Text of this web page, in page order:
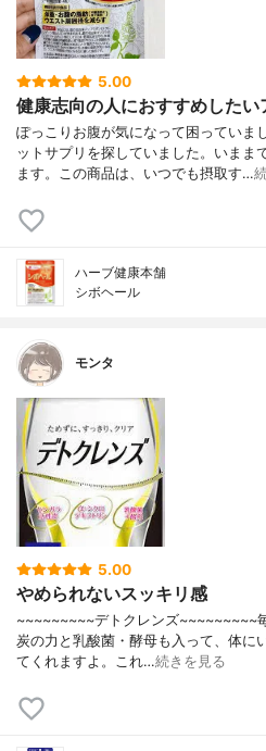
5.00
健康志向の人におすすめしたい
ぽっこりお腹が気になって困っていま
ットサプリを探していました。いまま
ます。この商品は、いつでも摂取す…
ハーブ健康本舗
シボヘール
モンタ
5.00
やめられないスッキリ感
~~~~~~~~~デトクレンズ~~~~~~~~~
炭の力と乳酸菌・酵母も入って、体に
てくれますよ。これ…続きを見る